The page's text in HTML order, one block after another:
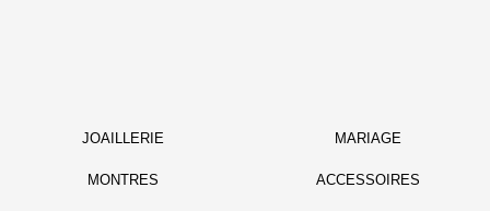
JOAILLERIE MARIAGE
MONTRES ACCESSOIRES